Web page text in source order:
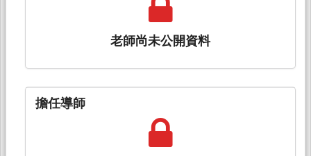
老師尚未公開資料
擔任導師